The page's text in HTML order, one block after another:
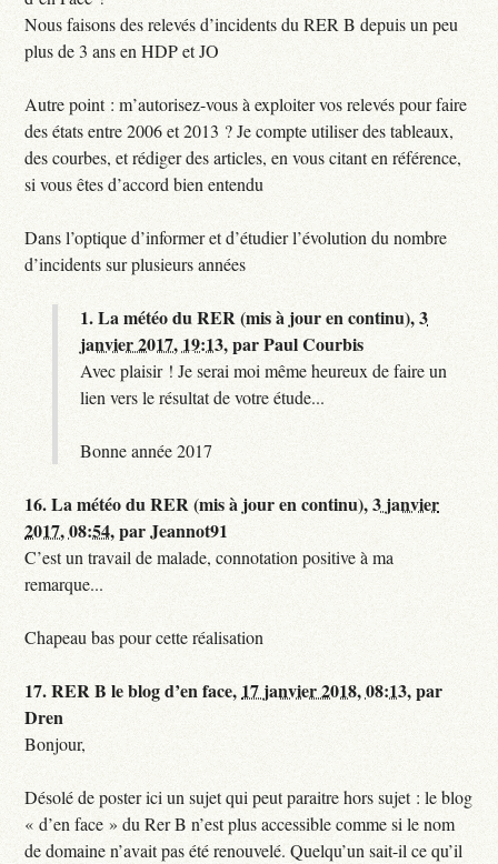
Nous faisons des relevés d’incidents du RER B depuis un peu
plus de 3 ans en HDP et JO
Autre point : m’autorisez-vous à exploiter vos relevés pour faire
des états entre 2006 et 2013 ? Je compte utiliser des tableaux,
des courbes, et rédiger des articles, en vous citant en référence,
si vous êtes d’accord bien entendu
Dans l’optique d’informer et d’étudier l’évolution du nombre
d’incidents sur plusieurs années
1.La météo du RER (mis à jour en continu),3
janvier 2017, 19:13,parPaul Courbis
Avec plaisir ! Je serai moi même heureux de faire un
lien vers le résultat de votre étude...
Bonne année 2017
16.La météo du RER (mis à jour en continu),3 janvier
2017, 08:54,parJeannot91
C’est un travail de malade, connotation positive à ma
remarque...
Chapeau bas pour cette réalisation
17.RER B le blog d’en face, 17 janvier 2018, 08:13,par
Dren
Bonjour,
Désolé de poster ici un sujet qui peut paraitre hors sujet : le blog
« d’en face » du Rer B n’est plus accessible comme si le nom
de domaine n’avait pas été renouvelé. Quelqu’un sait-il ce qu’il